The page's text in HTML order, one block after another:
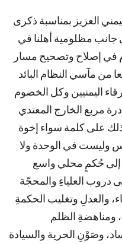
العزيز بمناسبة ذكرى
جانب مظلومية أهلنا في
في إصلاح وتصحيح مسار
من مآسي النظام البائد
اليمنيين وكل الخصوم
مربع الخارج المعتدي
ذلك على كلمة سواء إخوة
وليست في الوحدة ولا
إلى حُكمٍ محلي واسع
دروب العلياءِ والمحجّة
والعدلِ وتغليب الحكمةِ
ومناهضةِ الظلم
وصَوْنِ الحرية والسيادة